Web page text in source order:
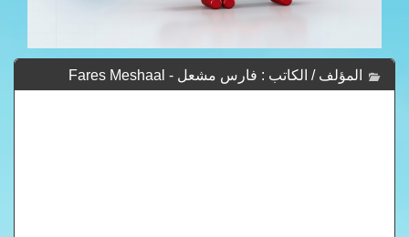
المؤلف / الكاتب : فارس مشعل - Fares Meshaal